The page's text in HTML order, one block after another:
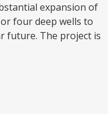
expansion of
four deep wells to
future. The project is